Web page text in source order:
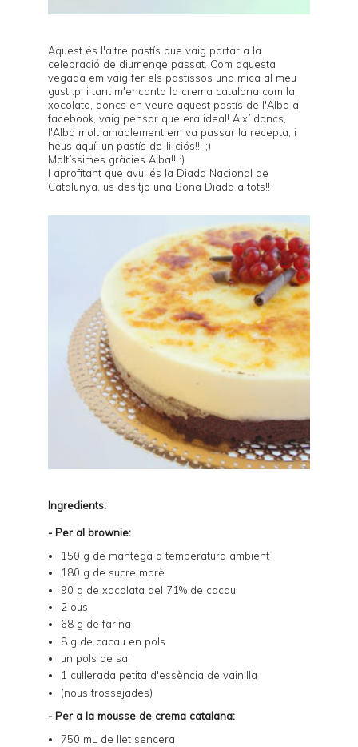
Aquest és l'altre pastís que vaig portar a la
celebració de diumenge passat. Com aquesta
vegada em vaig fer els pastissos una mica al meu
gust :p, i tant m'encanta la crema catalana com la
xocolata, doncs en veure aquest pastís de l'Alba al
facebook, vaig pensar que era ideal! Així doncs,
l'Alba molt amablement em va passar la recepta, i
heus aquí: un pastís de-li-ciós!!! ;)
Moltíssimes gràcies Alba!! :)
I aprofitant que avui és la Diada Nacional de
Catalunya, us desitjo una Bona Diada a tots!!
Ingredients:
- Per al brownie:
150 g de mantega a temperatura ambient
180 g de sucre morè
90 g de xocolata del 71% de cacau
2 ous
68 g de farina
8 g de cacau en pols
un pols de sal
1 cullerada petita d'essència de vainilla
(nous trossejades)
- Per a la mousse de crema catalana:
750 mL de llet sencera